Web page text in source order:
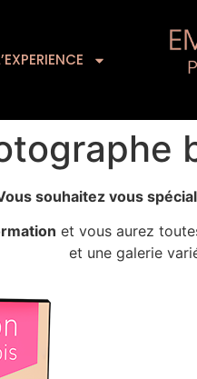
souhaitez vous
et vous aurez
et une galerie